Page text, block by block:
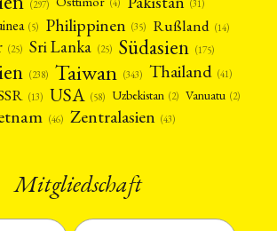
(297) (4) (31)
(5) Philippinen (35) Rußland (14)
(25) Sri Lanka (25) Südasien (175)
(238) Taiwan (343) Thailand (41)
(13) USA (58) Uzbekistan (2) Vanuatu (2)
(46) Zentralasien (43)
Mitgliedschaft